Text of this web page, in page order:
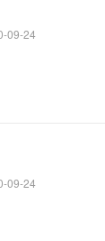
09-24
09-24